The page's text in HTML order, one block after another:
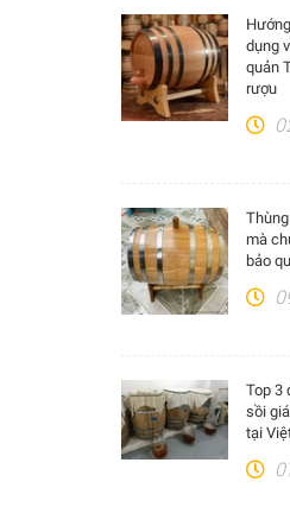
dụng
quản
rượu
mà
bảo
Top 3
sồi
tại